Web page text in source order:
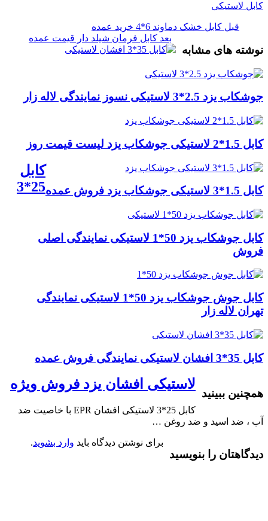
کابل لاستیکی
قبل کابل خشک دماوند 6*4 خرید عمده
بعد کابل فرمان شیلد دار قیمت عمده
نوشته های مشابه
جوشکاب یزد 2.5*3 لاستیکی نسوز نمایندگی لاله زار
کابل 1.5*2 لاستیکی جوشکاب یزد لیست قیمت روز
کابل 1.5*3 لاستیکی جوشکاب یزد فروش عمده
کابل جوشکاب یزد 50*1 لاستیکی نمایندگی اصلی
فروش
کابل جوش جوشکاب یزد 50*1 لاستیکی نمایندگی
تهران لاله زار
کابل 35*3 افشان لاستیکی نمایندگی فروش عمده
همچنین ببینید
کابل
25*3
لاستیکی افشان یزد فروش ویژه
کابل 25*3 لاستیکی افشان EPR با خاصیت ضد
آب ، ضد اسید و ضد روغن …
دیدگاهتان را بنویسید
برای نوشتن دیدگاه باید وارد بشوید.